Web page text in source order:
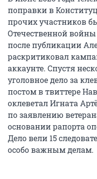
поправки в
прочих участников
Отечественной
после публикации
раскритиковал
аккаунте. Спустя
уголовное дело за
постом в твиттере
оклеветал Игната
по заявлению
основании рапорта
Дело вели 15
особо важным делам.